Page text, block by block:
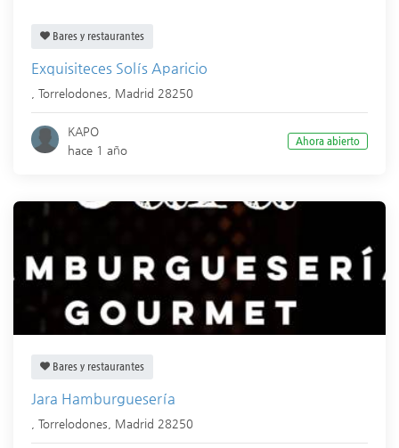
Bares y restaurantes
Exquisiteces Solís Aparicio
Torrelodones Madrid 28250
KAPO
hace 1 año
Ahora abierto
Bares y restaurantes
Jara Hamburguesería
Torrelodones Madrid 28250